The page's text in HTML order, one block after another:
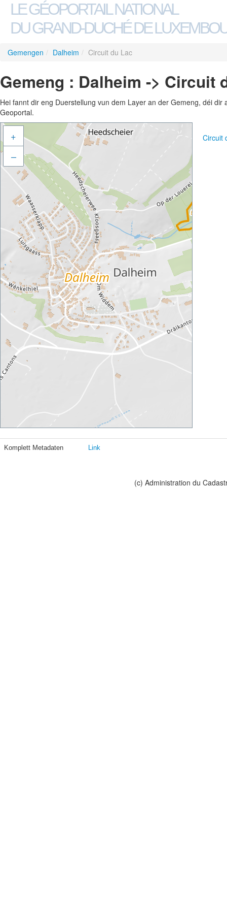
LE GÉOPORTAIL NATIONAL
DU GRAND-DUCHÉ DE
Gemengen / Dalheim / Circuit du Lac
Gemeng : Dalheim -> Circuit
Hei fannt dir eng Duerstellung vun dem Layer an der Gemeng, déi
Geoportal.
+
–
Circuit
Komplett Metadaten Link
(c) Administration du